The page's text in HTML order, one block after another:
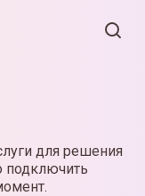
для решения